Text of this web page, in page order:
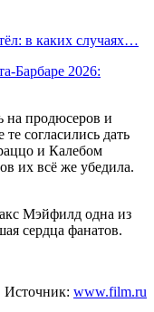
в каких случаях…
Барбаре 2026:
на продюсеров и
согласились дать
и Калебом
их всё же убедила.
Мэйфилд одна из
сердца фанатов.
Источник: www.film.ru